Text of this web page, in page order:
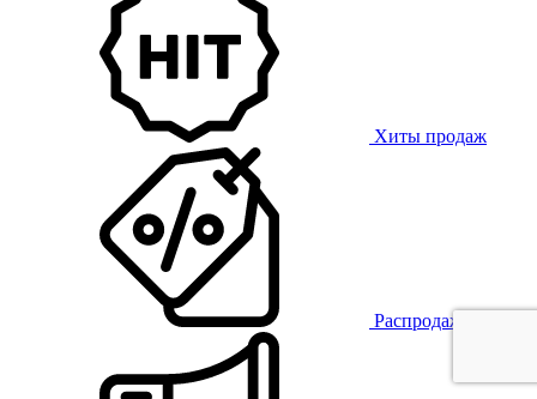
Хиты продаж
Распродажа